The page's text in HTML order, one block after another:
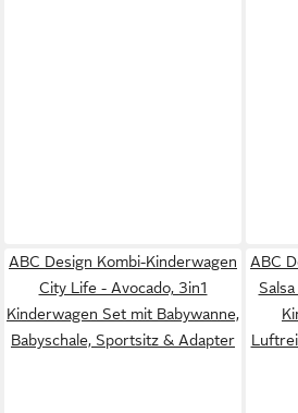
ABC Design Kombi-Kinderwagen
City Life - Avocado, 3in1
Kinderwagen Set mit Babywanne,
Babyschale, Sportsitz & Adapter
ABC